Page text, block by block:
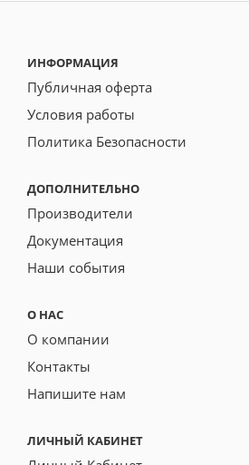
ИНФОРМАЦИЯ
Публичная оферта
Условия работы
Политика Безопасности
ДОПОЛНИТЕЛЬНО
Производители
Документация
Наши события
О НАС
О компании
Контакты
Напишите нам
ЛИЧНЫЙ КАБИНЕТ